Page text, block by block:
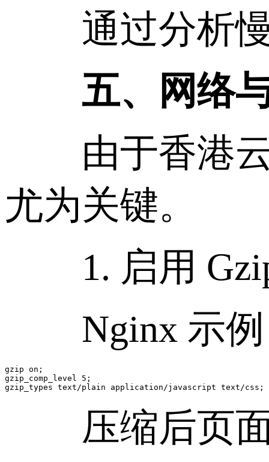
通过分析慢
五、网络与
由于香港云
尤为关键。
1. 启用
Nginx 示例
gzip on;
gzip_comp_level 5;
压缩后页面